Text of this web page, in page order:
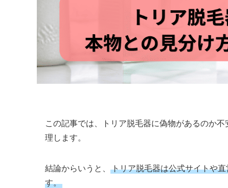
この記事では、トリア脱毛器に偽物があるのか
理します。
結論からいうと、
トリア脱毛器は公式サイトや
す。